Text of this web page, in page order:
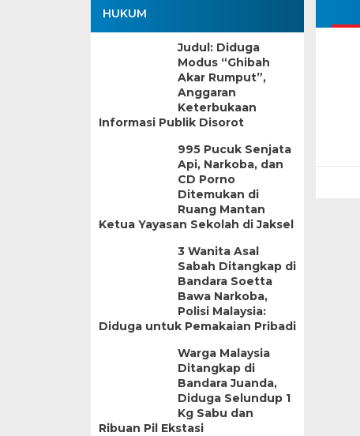
HUKUM
Judul: Diduga
Modus “Ghibah
Akar Rumput”,
Anggaran
Keterbukaan
Informasi Publik Disorot
995 Pucuk Senjata
Api, Narkoba, dan
CD Porno
Ditemukan di
Ruang Mantan
Ketua Yayasan Sekolah di Jaksel
3 Wanita Asal
Sabah Ditangkap di
Bandara Soetta
Bawa Narkoba,
Polisi Malaysia:
Diduga untuk Pemakaian Pribadi
Warga Malaysia
Ditangkap di
Bandara Juanda,
Diduga Selundup 1
Kg Sabu dan
Ribuan Pil Ekstasi